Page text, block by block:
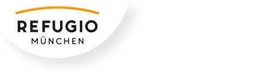
Zum
Inhalt
springen